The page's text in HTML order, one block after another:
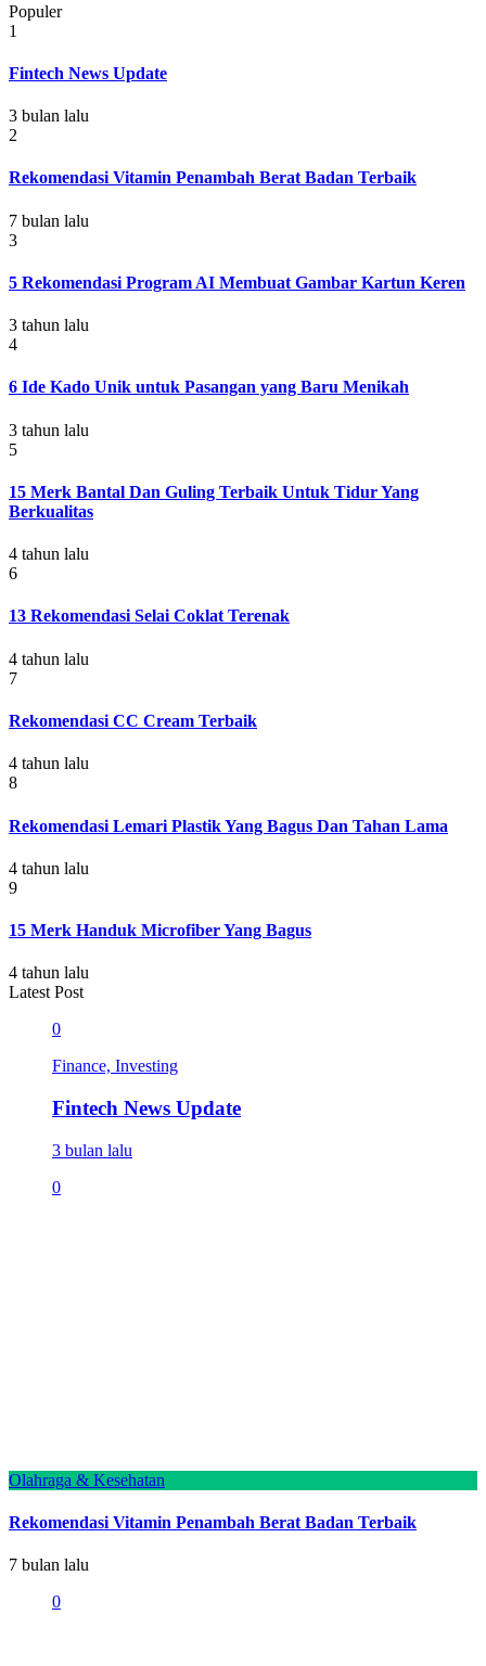
Populer
1
Fintech News Update
3 bulan lalu
2
Rekomendasi Vitamin Penambah Berat Badan Terbaik
7 bulan lalu
3
5 Rekomendasi Program AI Membuat Gambar Kartun Keren
3 tahun lalu
4
6 Ide Kado Unik untuk Pasangan yang Baru Menikah
3 tahun lalu
5
15 Merk Bantal Dan Guling Terbaik Untuk Tidur Yang
Berkualitas
4 tahun lalu
6
13 Rekomendasi Selai Coklat Terenak
4 tahun lalu
7
Rekomendasi CC Cream Terbaik
4 tahun lalu
8
Rekomendasi Lemari Plastik Yang Bagus Dan Tahan Lama
4 tahun lalu
9
15 Merk Handuk Microfiber Yang Bagus
4 tahun lalu
Latest Post
0
Finance, Investing
Fintech News Update
3 bulan lalu
0
Olahraga & Kesehatan
Rekomendasi Vitamin Penambah Berat Badan Terbaik
7 bulan lalu
0